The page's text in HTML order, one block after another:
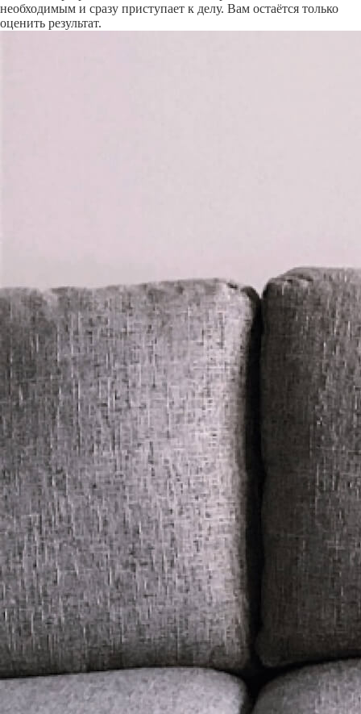
необходимым и сразу приступает к делу. Вам остаётся только
оценить результат.